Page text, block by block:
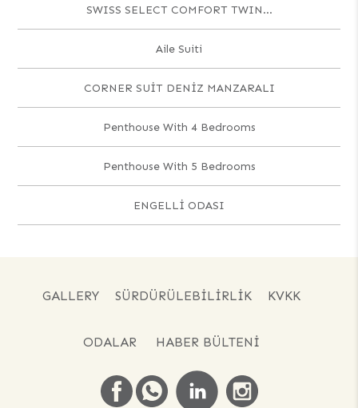
SWISS SELECT COMFORT TWIN...
Aile Suiti
CORNER SUİT DENİZ MANZARALI
Penthouse With 4 Bedrooms
Penthouse With 5 Bedrooms
ENGELLİ ODASI
GALLERY SÜRDÜRÜLEBILIRLIK KVKK
ODALAR HABER BÜLTENI